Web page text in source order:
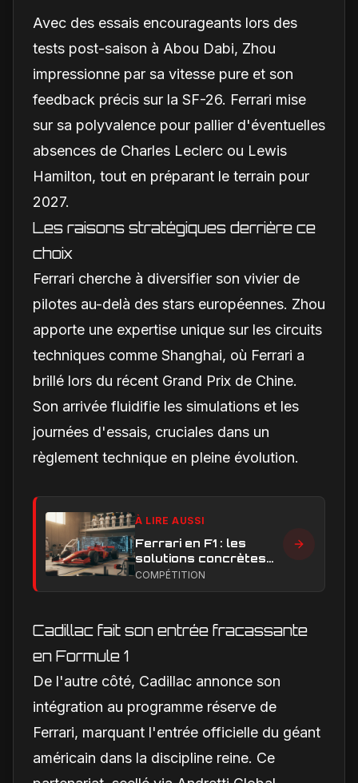
Avec des essais encourageants lors des
tests post-saison à Abou Dabi, Zhou
impressionne par sa vitesse pure et son
feedback précis sur la SF-26. Ferrari mise
sur sa polyvalence pour pallier d'éventuelles
absences de Charles Leclerc ou Lewis
Hamilton, tout en préparant le terrain pour
2027.
Les raisons stratégiques derrière ce
choix
Ferrari cherche à diversifier son vivier de
pilotes au-delà des stars européennes. Zhou
apporte une expertise unique sur les circuits
techniques comme Shanghai, où Ferrari a
brillé lors du récent Grand Prix de Chine.
Son arrivée fluidifie les simulations et les
journées d'essais, cruciales dans un
règlement technique en pleine évolution.
À LIRE AUSSI
Ferrari en F1 : les
solutions concrètes
pour combler son
COMPÉTITION
Cadillac fait son entrée fracassante
en Formule 1
De l'autre côté, Cadillac annonce son
intégration au programme réserve de
Ferrari, marquant l'entrée officielle du géant
américain dans la discipline reine. Ce